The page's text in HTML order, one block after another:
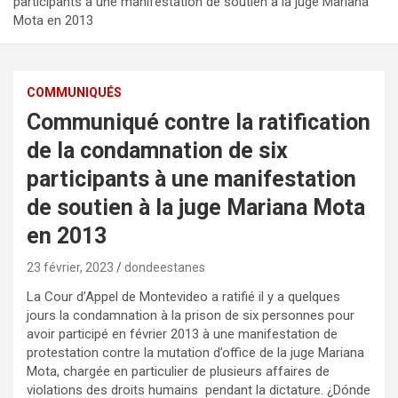
Mota en 2013
COMMUNIQUÉS
Communiqué contre la ratification
de la condamnation de six
participants à une manifestation
de soutien à la juge Mariana Mota
en 2013
23 février, 2023 dondeestanes
La Cour d’Appel de Montevideo a ratifié il y a quelques
jours la condamnation à la prison de six personnes pour
avoir participé en février 2013 à une manifestation de
protestation contre la mutation d’office de la juge Mariana
Mota, chargée en particulier de plusieurs affaires de
violations des droits humains pendant la dictature. ¿Dónde